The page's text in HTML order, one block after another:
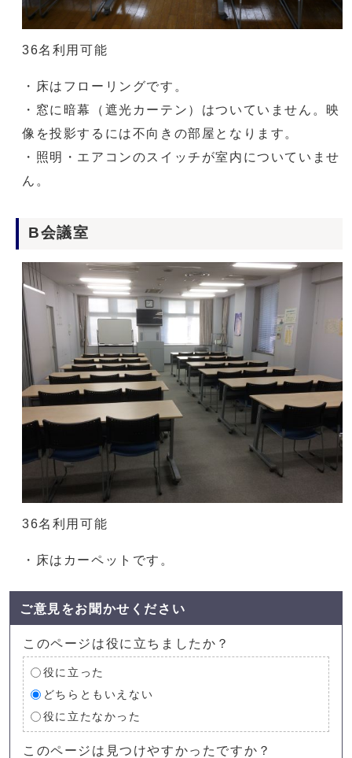
36名利用可能
・床はフローリングです。
・窓に暗幕（遮光カーテン）はついていません。映
像を投影するには不向きの部屋となります。
・照明・エアコンのスイッチが室内についていませ
ん。
B会議室
36名利用可能
・床はカーペットです。
ご意見をお聞かせください
このページは役に立ちましたか？
役に立った
どちらともいえない
役に立たなかった
このページは見つけやすかったですか？